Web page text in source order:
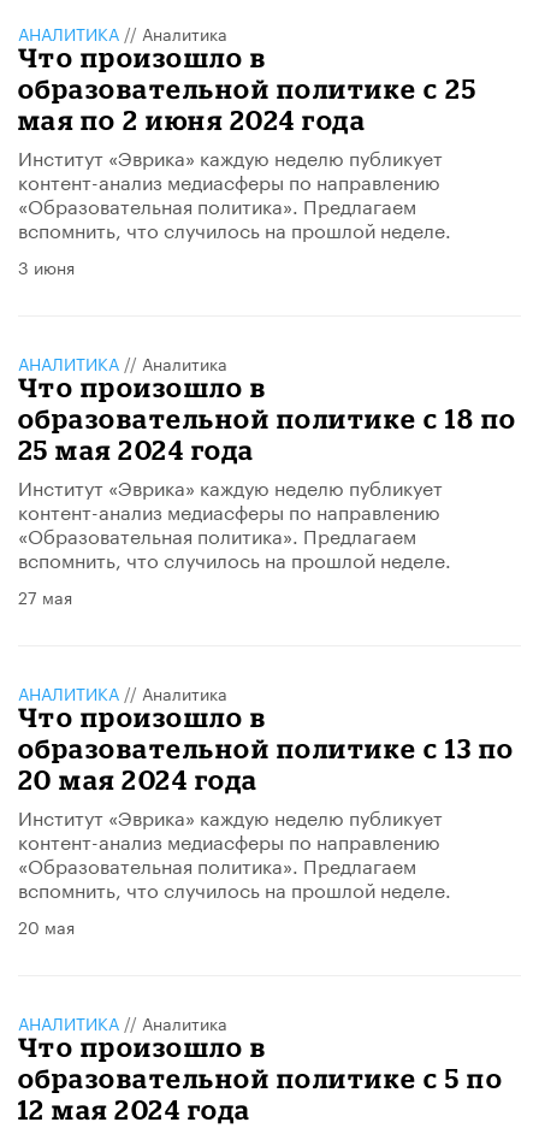
АНАЛИТИКА // Аналитика
Что произошло в
образовательной политике с 25
мая по 2 июня 2024 года
Институт «Эврика» каждую неделю публикует
контент-анализ медиасферы по направлению
«Образовательная политика». Предлагаем
вспомнить, что случилось на прошлой неделе.
3 июня
АНАЛИТИКА // Аналитика
Что произошло в
образовательной политике с 18 по
25 мая 2024 года
Институт «Эврика» каждую неделю публикует
контент-анализ медиасферы по направлению
«Образовательная политика». Предлагаем
вспомнить, что случилось на прошлой неделе.
27 мая
АНАЛИТИКА // Аналитика
Что произошло в
образовательной политике с 13 по
20 мая 2024 года
Институт «Эврика» каждую неделю публикует
контент-анализ медиасферы по направлению
«Образовательная политика». Предлагаем
вспомнить, что случилось на прошлой неделе.
20 мая
АНАЛИТИКА // Аналитика
Что произошло в
образовательной политике с 5 по
12 мая 2024 года